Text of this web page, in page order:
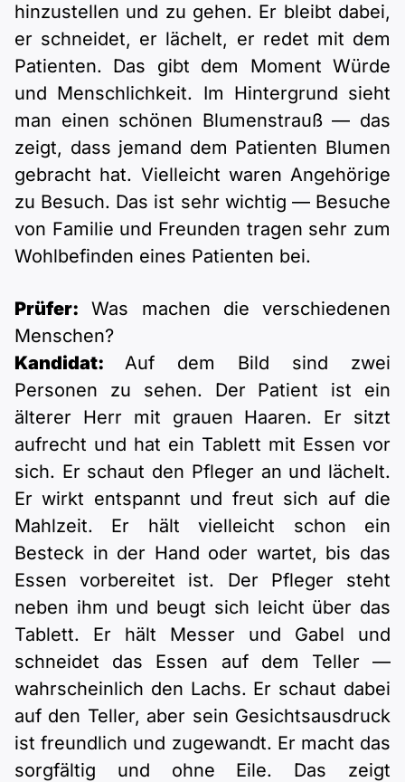
hinzustellen und zu gehen. Er bleibt dabei,
er schneidet, er lächelt, er redet mit dem
Patienten. Das gibt dem Moment Würde
und Menschlichkeit. Im Hintergrund sieht
man einen schönen Blumenstrauß — das
zeigt, dass jemand dem Patienten Blumen
gebracht hat. Vielleicht waren Angehörige
zu Besuch. Das ist sehr wichtig — Besuche
von Familie und Freunden tragen sehr zum
Wohlbefinden eines Patienten bei.
Prüfer: Was machen die verschiedenen
Menschen?
Kandidat: Auf dem Bild sind zwei
Personen zu sehen. Der Patient ist ein
älterer Herr mit grauen Haaren. Er sitzt
aufrecht und hat ein Tablett mit Essen vor
sich. Er schaut den Pfleger an und lächelt.
Er wirkt entspannt und freut sich auf die
Mahlzeit. Er hält vielleicht schon ein
Besteck in der Hand oder wartet, bis das
Essen vorbereitet ist. Der Pfleger steht
neben ihm und beugt sich leicht über das
Tablett. Er hält Messer und Gabel und
schneidet das Essen auf dem Teller —
wahrscheinlich den Lachs. Er schaut dabei
auf den Teller, aber sein Gesichtsausdruck
ist freundlich und zugewandt. Er macht das
sorgfältig und ohne Eile. Das zeigt